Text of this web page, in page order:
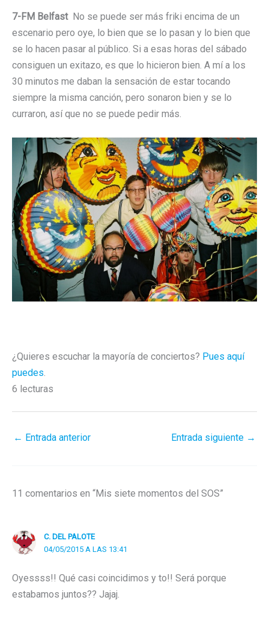
7-FM Belfast No se puede ser más friki encima de un
escenario pero oye, lo bien que se lo pasan y lo bien que
se lo hacen pasar al público. Si a esas horas del sábado
consiguen un exitazo, es que lo hicieron bien. A mí a los
30 minutos me daban la sensación de estar tocando
siempre la misma canción, pero sonaron bien y se lo
curraron, así que no se puede pedir más.
¿Quieres escuchar la mayoría de conciertos? Pues aquí
puedes.
6 lecturas
← Entrada anterior Entrada siguiente →
11 comentarios en “Mis siete momentos del SOS”
C. DEL PALOTE
04/05/2015 A LAS 13:41
Oyessss!! Qué casi coincidimos y to!! Será porque
estabamos juntos?? Jajaj.